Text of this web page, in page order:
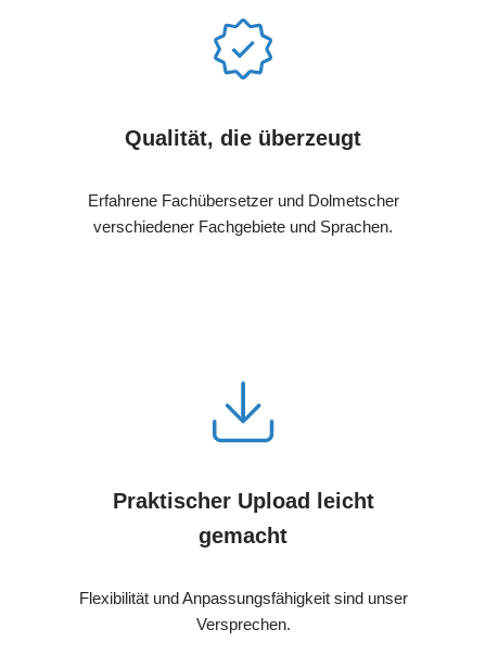
Qualität, die überzeugt
Erfahrene Fachübersetzer und Dolmetscher
verschiedener Fachgebiete und Sprachen.
Praktischer Upload leicht
gemacht
Flexibilität und Anpassungsfähigkeit sind unser
Versprechen.